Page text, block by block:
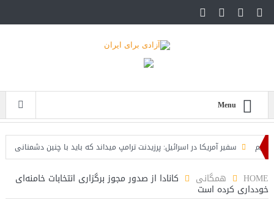
Menu
سفیر آمریکا در اسرائیل: پرزیدنت ترامپ میداند که باید با چنین دشمنانی جنگید
HOME همگانی کانادا از صدور مجوز برگزاری انتخابات خامنه‌ای
خودداری کرده است